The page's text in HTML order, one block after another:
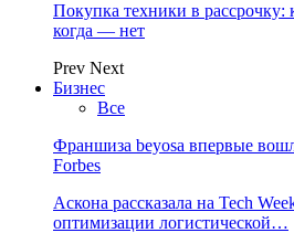
Покупка техники в рассрочку:
когда — нет
Prev Next
Бизнес
Все
Франшиза beyosa впервые
Forbes
Аскона рассказала на Tech
оптимизации логистической…